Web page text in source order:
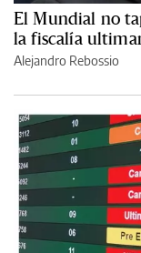
El Mundial no
la fiscalía
Alejandro Rebossio